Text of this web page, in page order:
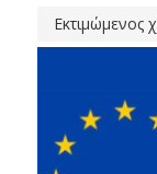
Εκτιμώμενος